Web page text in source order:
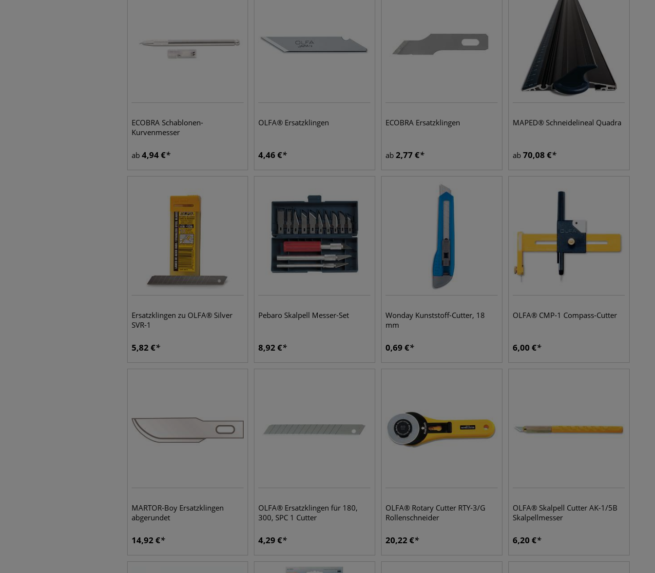
ECOBRA Schablonen-
Kurvenmesser
ab 4,94€
OLFA® Ersatzklingen
4,46 €
ECOBRA Ersatzklingen
ab 2,77 €
MAPED® Schneidelineal Quadra
ab 70,08 €
Ersatzklingen zu OLFA® Silver
SVR-1
5,82 €
Pebaro Skalpell Messer-Set
8,92 €
Wonday Kunststoff-Cutter, 18
mm
0,69 €
OLFA® CMP-1 Compass-Cutter
6,00 €
MARTOR-Boy Ersatzklingen
abgerundet
14,92 €
OLFA® Ersatzklingen für 180,
300, SPC 1 Cutter
4,29 €
OLFA® Rotary Cutter RTY-3/G
Rollenschneider
20,22 €
OLFA® Skalpell Cutter AK-1/5B
Skalpellmesser
6,20 €